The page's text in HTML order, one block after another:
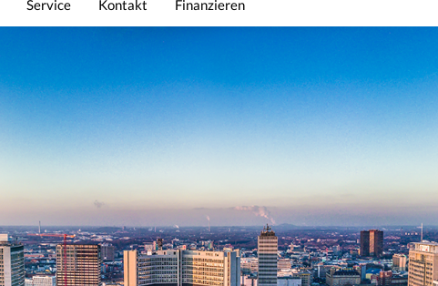
Service Kontakt Finanzieren